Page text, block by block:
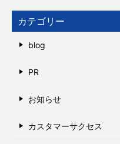
カテゴリー
blog
PR
お知らせ
カスタマーサクセス